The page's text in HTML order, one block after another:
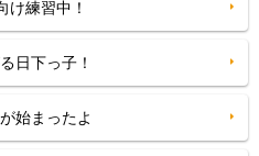
練習中！
日下っ子！
始まったよ